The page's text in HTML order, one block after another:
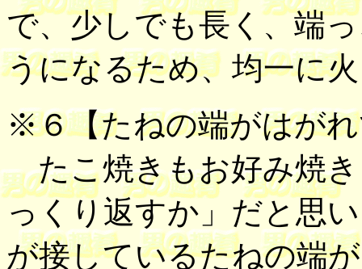
で、少しでも長く、端
うになるため、均一に
※６【たねの端がはが
たこ焼きもお好み焼き
っくり返すか」だと思
が接しているたねの端